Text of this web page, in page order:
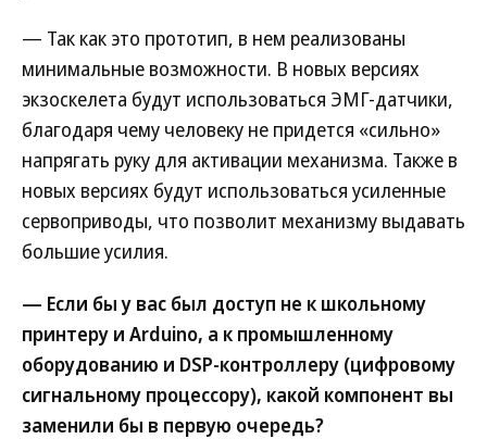
— Так как это прототип, в нем реализованы
минимальные возможности. В новых версиях
экзоскелета будут использоваться ЭМГ-датчики,
благодаря чему человеку не придется «сильно»
напрягать руку для активации механизма. Также в
новых версиях будут использоваться усиленные
сервоприводы, что позволит механизму выдавать
большие усилия.
— Если бы у вас был доступ не к школьному
принтеру и Arduino, а к промышленному
оборудованию и DSP-контроллеру (цифровому
сигнальному процессору), какой компонент вы
заменили бы в первую очередь?